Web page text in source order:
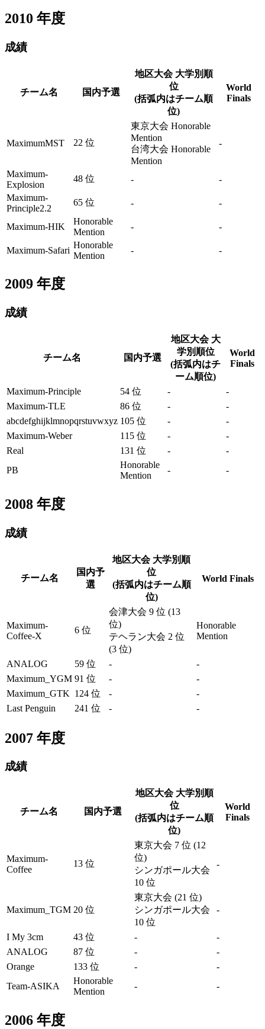
2010 年度
成績
チーム名 国内予選
地区大会 大学別順
位
(括弧内はチーム順
位)
World
Finals
MaximumMST 22 位
東京大会 Honorable
Mention
台湾大会 Honorable
Mention
-
Maximum-
Explosion
48 位 -
-
Maximum-
Principle2.2
65 位 - -
Maximum-HIK
Honorable
Mention
- -
Maximum-Safari
Honorable
Mention
- -
2009 年度
成績
チーム名 国内予選
地区大会 大
学別順位
(括弧内はチ
ーム順位)
World
Finals
Maximum-Principle 54 位 -
-
Maximum-TLE
86 位 -
-
abcdefghijklmnopqrstuvwxyz 105 位 -
-
Maximum-Weber
115 位 -
-
Real
131 位 -
-
PB
Honorable
Mention
- -
2008 年度
成績
チーム名
国内予
選
地区大会 大学別順
位
(括弧内はチーム順
位)
World Finals
Maximum-
Coffee-X
6 位
会津大会 9 位 (13
位)
テヘラン大会 2 位
(3 位)
Honorable
Mention
ANALOG 59 位 -
-
Maximum_YGM 91 位 -
-
Maximum_GTK 124 位 -
-
Last Penguin
241 位 - -
2007 年度
成績
チーム名 国内予選
地区大会 大学別順
位
(括弧内はチーム順
位)
World
Finals
Maximum-
Coffee
13 位
東京大会 7 位 (12
位)
シンガポール大会
10 位
-
Maximum_TGM 20 位
東京大会 (21 位)
シンガポール大会
10 位
-
I My 3cm 43 位 -
-
ANALOG
87 位 -
-
Orange
133 位 -
-
Team-ASIKA
Honorable
Mention
- -
2006 年度